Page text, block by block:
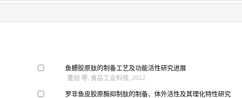
鱼鳔胶原肽的制备工艺及功能活性研究进展
董旭 等, 食品工业科技, 2022
罗非鱼皮胶原酶抑制肽的制备、体外活性及其理化特性研究